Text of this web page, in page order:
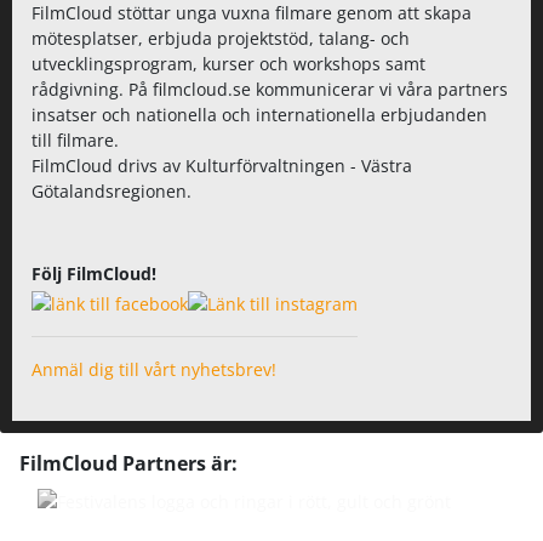
FilmCloud stöttar unga vuxna filmare genom att skapa
mötesplatser, erbjuda projektstöd, talang- och
utvecklingsprogram, kurser och workshops samt
rådgivning. På filmcloud.se kommunicerar vi våra partners
insatser och nationella och internationella erbjudanden
till filmare.
FilmCloud drivs av Kulturförvaltningen - Västra
Götalandsregionen.
Följ FilmCloud!
Anmäl dig till vårt nyhetsbrev!
FilmCloud Partners är: